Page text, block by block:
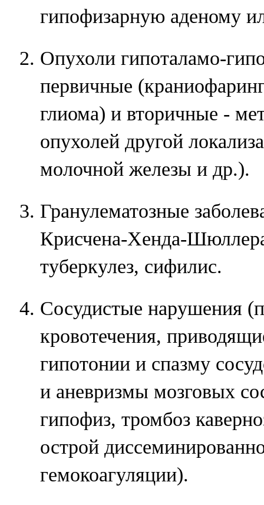
гипофизарную аденому
Опухоли гипоталамо-
первичные
глиома) и вторичные -
опухолей другой
молочной железы и др.).
Гранулематозные
Крисчена-Хенда-
туберкулез, сифилис.
Сосудистые нарушения
кровотечения,
гипотонии и спазму
и аневризмы мозговых
гипофиз, тромбоз
острой
гемокоагуляции).